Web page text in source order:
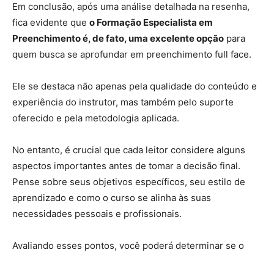
Em conclusão, após uma análise detalhada na resenha,
fica evidente que o Formação Especialista em
Preenchimento é, de fato, uma excelente opção para
quem busca se aprofundar em preenchimento full face.
Ele se destaca não apenas pela qualidade do conteúdo e
experiência do instrutor, mas também pelo suporte
oferecido e pela metodologia aplicada.
No entanto, é crucial que cada leitor considere alguns
aspectos importantes antes de tomar a decisão final.
Pense sobre seus objetivos específicos, seu estilo de
aprendizado e como o curso se alinha às suas
necessidades pessoais e profissionais.
Avaliando esses pontos, você poderá determinar se o